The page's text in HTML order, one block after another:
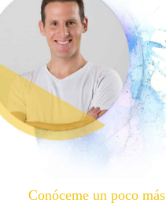
Conóceme un poco más